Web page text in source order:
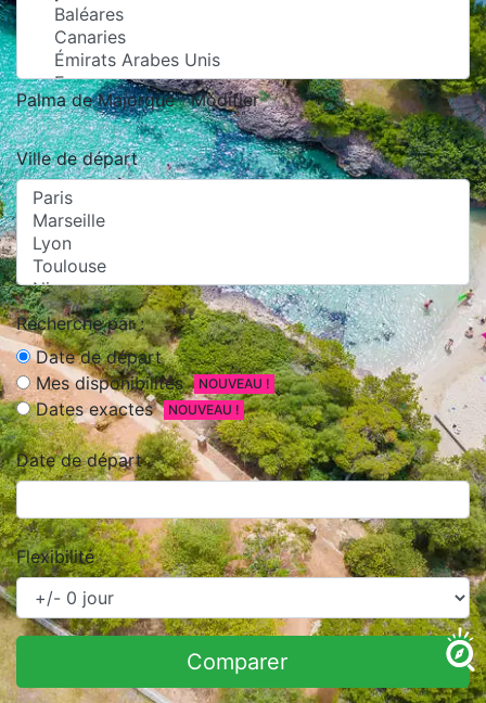
Palma de Majorque Modifier
Ville de départ
Recherche par :
Date de départ
Mes disponibilités
NOUVEAU !
Dates exactes NOUVEAU !
Date de départ
Flexibilité
Comparer